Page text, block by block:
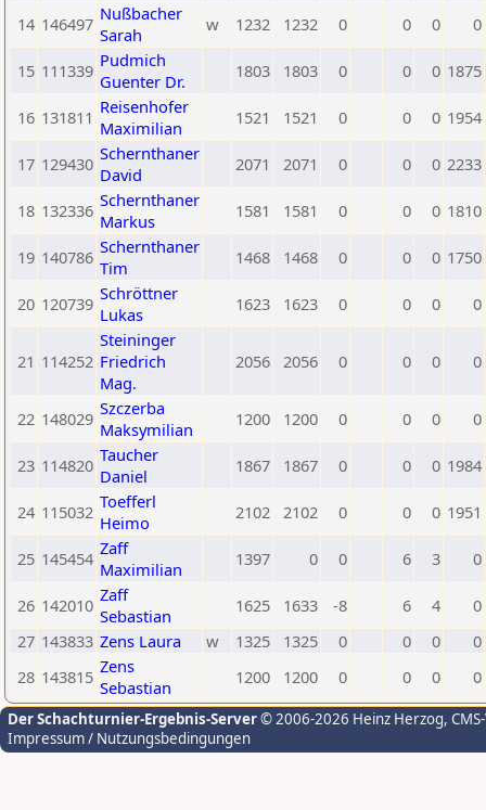
14 146497 Nußbacher
Sarah
w 1232 1232 0 0 0 0
15 111339 Pudmich
Guenter Dr.
1803 1803 0 0 0 1875
16 131811 Reisenhofer
Maximilian
1521 1521 0 0 0 1954
17 129430 Schernthaner
David
2071 2071 0 0 0 2233
18 132336 Schernthaner
Markus
1581 1581 0 0 0 1810
19 140786 Schernthaner
Tim
1468 1468 0 0 0 1750
20 120739 Schröttner
Lukas
1623 1623 0 0 0 0
21 114252
Steininger
Friedrich
Mag.
2056 2056 0 0 0 0
22 148029 Szczerba
Maksymilian
1200 1200 0 0 0 0
23 114820 Taucher
Daniel
1867 1867 0 0 0 1984
24 115032 Toefferl
Heimo
2102 2102 0 0 0 1951
25 145454 Zaff
Maximilian
1397 0 0 6 3 0
26 142010 Zaff
Sebastian
1625 1633 -8 6 4
0
27 143833 Zens Laura w 1325 1325 0 0 0
0
28 143815 Zens
Sebastian
1200 1200 0 0 0 0
Der Schachturnier-Ergebnis-Server© 2006-2026 Heinz Herzog,
Impressum / Nutzungsbedingungen